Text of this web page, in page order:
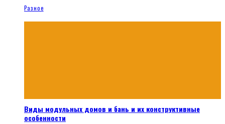
Разное
Виды модульных домов и бань и их конструктивные
особенности